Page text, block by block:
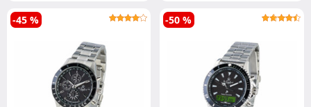
bracelet...
unisexe
-45 % -50 %